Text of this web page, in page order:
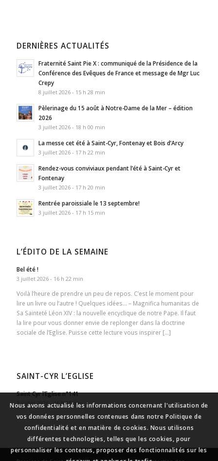
DERNIÈRES ACTUALITÉS
Fraternité Saint Pie X : communiqué de la Présidence de la
Conférence des Evêques de France et message de Mgr Luc
Crepy
8 juillet 2026 - 15 h 28 min
Pèlerinage du 15 août à Notre-Dame de la Mer – édition
2026
3 juillet 2026 - 18 h 00 min
La messe cet été à Saint-Cyr, Fontenay et Bois d’Arcy
3 juillet 2026 - 17 h 22 min
Rendez-vous conviviaux pendant l’été à Saint-Cyr et
Fontenay
3 juillet 2026 - 17 h 20 min
Rentrée paroissiale le 13 septembre!
3 juillet 2026 - 17 h 15 min
L’ÉDITO DE LA SEMAINE
Bel été !
3 juillet 2026 - 16 h 22 min
Voilà l’heure de prendre un peu de repos. C’est le moment pour
lire un livre ou l’autre ! Quelques idées… – Magnifica humanitas de
Sa Sainteté Léon XIV : la nouvelle encyclique de notre Pape. Il faut
la lire pour vous donner envie de replonger dans la doctrine
sociale de l’Eglise. Puisse cette lecture vous inspirer […]
SAINT-CYR L’EGLISE
Saint Cyr l’Eglise n°141
3 juillet 2026 - 16 h 15 min
Nous avons actualisé les informations concernant l'utilisation de
vos données personnelles contenues dans notre Politique de
confidentialité et en matière de cookies. Nous utilisons
différentes technologies, telles que les cookies, pour
personnaliser les contenus, proposer des fonctionnalités sur les